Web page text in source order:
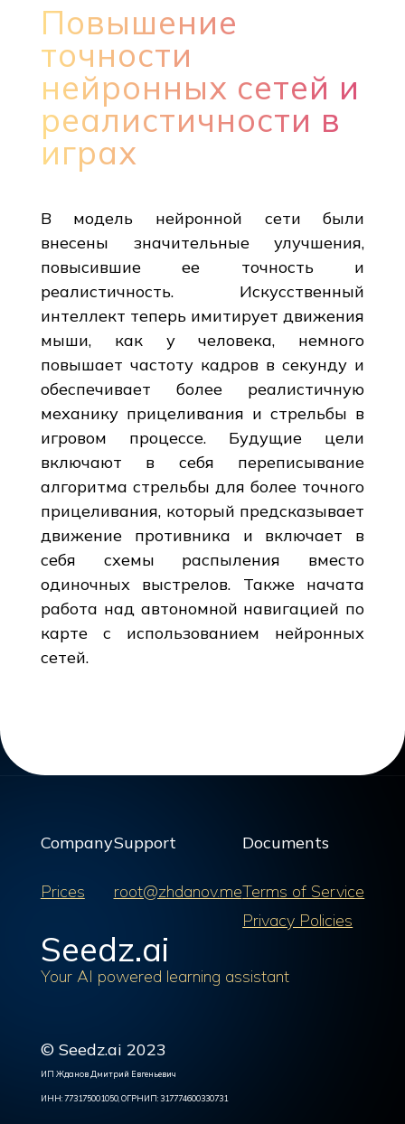
Повышение
точности
нейронных сетей и
реалистичности в
играх
В модель нейронной сети были
внесены значительные улучшения,
повысившие ее точность и
реалистичность. Искусственный
интеллект теперь имитирует движения
мыши, как у человека, немного
повышает частоту кадров в секунду и
обеспечивает более реалистичную
механику прицеливания и стрельбы в
игровом процессе. Будущие цели
включают в себя переписывание
алгоритма стрельбы для более точного
прицеливания, который предсказывает
движение противника и включает в
себя схемы распыления вместо
одиночных выстрелов. Также начата
работа над автономной навигацией по
карте с использованием нейронных
сетей.
Company
Prices
Support
root@zhdanov.me
Documents
Terms of Service
Privacy Policies
Seedz.ai
Your AI powered learning assistant
© Seedz.ai 2023
ИП Жданов Дмитрий Евгеньевич
ИНН: 773175001050, ОГРНИП: 317774600330731